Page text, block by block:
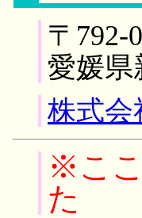
〒792-
愛媛県
株式
※こ
た